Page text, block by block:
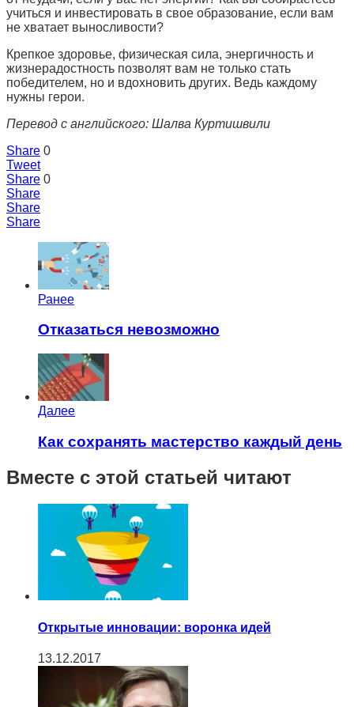
учиться и инвестировать в свое образование, если вам
не хватает выносливости?
Крепкое здоровье, физическая сила, энергичность и
жизнерадостность позволят вам не только стать
победителем, но и вдохновить других. Ведь каждому
нужны герои.
Перевод с английского: Шалва Куртишвили
Share 0
Tweet
Share 0
Share
Share
Share
Ранее
Отказаться невозможно
Далее
Как сохранять мастерство каждый день
Вместе с этой статьей читают
Открытые инновации: воронка идей
13.12.2017